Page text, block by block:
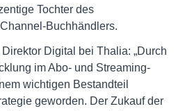
Tochter des
Buchhändlers.
Digital bei Thalia: „Durch
im Abo- und Streaming-
wichtigen Bestandteil
geworden. Der Zukauf der